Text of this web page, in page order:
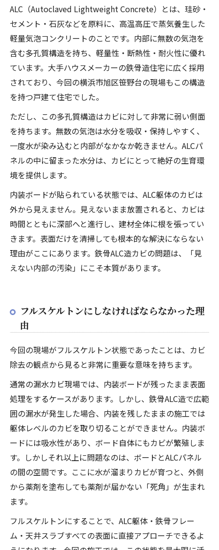
ALC（Autoclaved Lightweight Concrete）とは、珪砂・
セメント・石灰などを原料に、高温高圧で蒸気養生した
軽量気泡コンクリートのことです。内部に無数の気泡を
含む多孔質構造を持ち、軽量性・断熱性・耐火性に優れ
ています。大手ハウスメーカーの鉄骨造住宅に広く採用
されており、今回の横浜市旭区笹野台の現場もこの構造
を持つ戸建て住宅でした。
ただし、この多孔質構造はカビに対して非常に弱い側面
を持ちます。無数の気泡は水分を吸収・保持しやすく、
一度水が染み込むと内部がなかなか乾きません。ALCパ
ネルの中に留まった水分は、カビにとって絶好の生育環
境を提供します。
内装ボードが貼られている状態では、ALC躯体のカビは
外から見えません。見えないまま放置されると、カビは
時間とともに深部へと進行し、建材全体に根を張ってい
きます。表面だけを清掃しても根本的な解決にならない
理由がここにあります。鉄骨ALC造カビの問題は、「見
えない内部の汚染」にこそ本質があります。
フルスケルトンにしなければならなかった理
由
今回の現場がフルスケルトン状態であったことは、カビ
除去の観点から見ると非常に重要な意味を持ちます。
通常の漏水カビ現場では、内装ボードが残ったまま表面
処理をするケースがあります。しかし、鉄骨ALC造で広範
囲の漏水が発生した場合、内装を残したままの施工では
躯体レベルのカビを取り切ることができません。内装ボ
ードには吸水性があり、ボード自体にもカビが繁殖しま
す。しかしそれ以上に問題なのは、ボードとALCパネル
の間の空間です。ここに水が溜まりカビが育つと、外側
から薬剤を塗布しても薬剤が届かない「死角」が生まれ
ます。
フルスケルトンにすることで、ALC躯体・鉄骨フレー
ム・天井スラブすべての表面に直接アプローチできるよ